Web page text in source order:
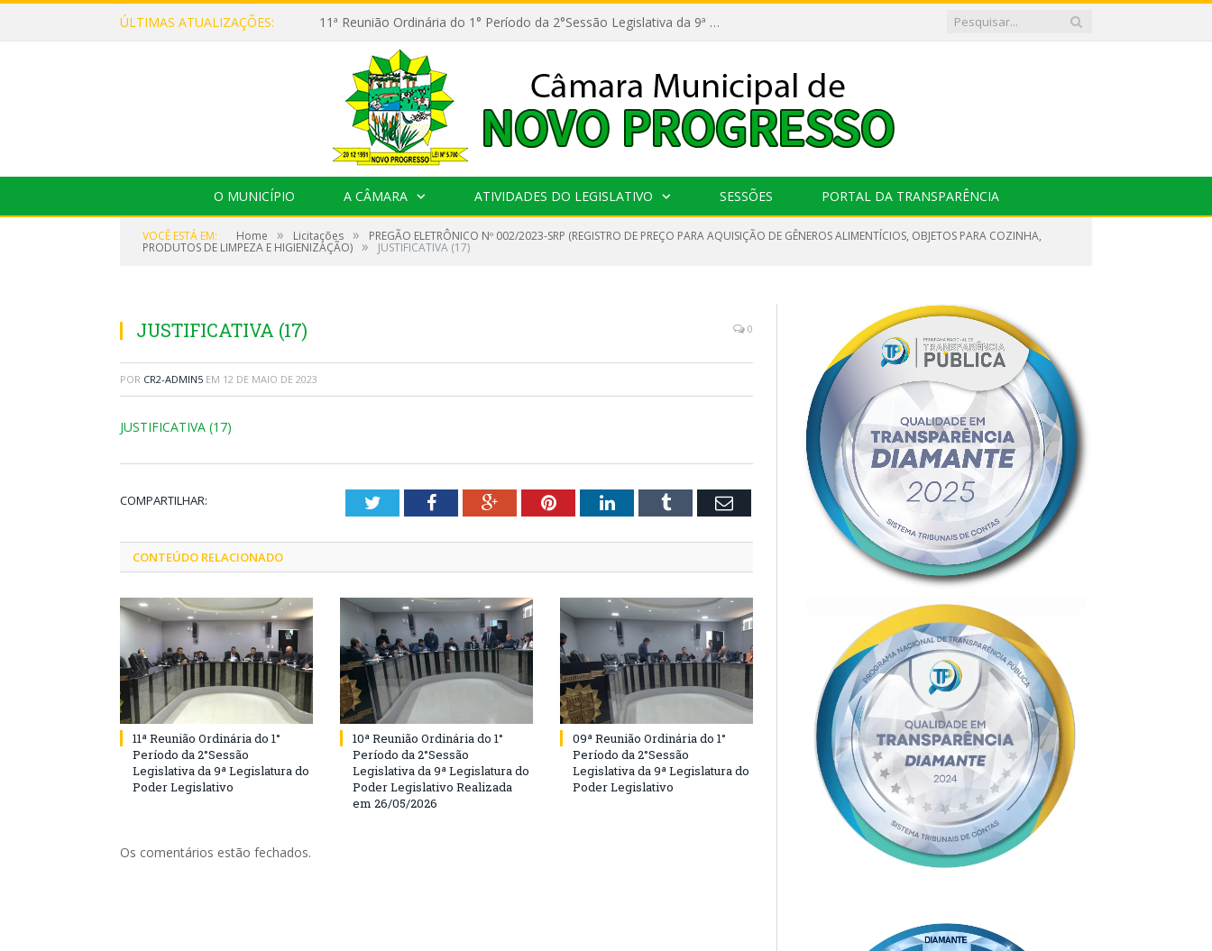
ÚLTIMAS ATUALIZAÇÕES: 11ª Reunião Ordinária do 1° Período da 2°Sessão Legislativa da 9ª Legislatura do Poder Legislativo
O MUNICÍPIO A CÂMARA ATIVIDADES DO LEGISLATIVO SESSÕES PORTAL DA TRANSPARÊNCIA
VOCÊ ESTÁ EM: Home » Licitações » PREGÃO ELETRÔNICO Nº 002/2023-SRP (REGISTRO DE PREÇO PARA AQUISIÇÃO DE GÊNEROS ALIMENTÍCIOS, OBJETOS PARA COZINHA,
PRODUTOS DE LIMPEZA E HIGIENIZAÇÃO) » JUSTIFICATIVA (17)
JUSTIFICATIVA (17) 0
POR CR2-ADMIN5 EM 12 DE MAIO DE 2023
JUSTIFICATIVA (17)
COMPARTILHAR: TwitterFacebookGoogle+PinterestLinkedInTumblr Email
CONTEÚDO RELACIONADO
11ª Reunião Ordinária do 1°
Período da 2°Sessão
Legislativa da 9ª Legislatura do
Poder Legislativo
10ª Reunião Ordinária do 1°
Período da 2°Sessão
Legislativa da 9ª Legislatura do
Poder Legislativo Realizada
em 26/05/2026
09ª Reunião Ordinária do 1°
Período da 2°Sessão
Legislativa da 9ª Legislatura do
Poder Legislativo
Os comentários estão fechados.